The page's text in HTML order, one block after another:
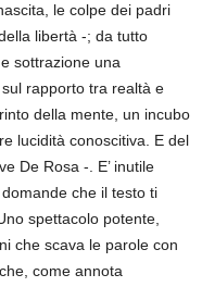
le colpe dei padri
libertà -; da tutto
sottrazione una
rapporto tra realtà e
della mente, un incubo
lucidità conoscitiva. E del
De Rosa -. E’ inutile
che il testo ti
spettacolo potente,
che scava le parole con
come annota